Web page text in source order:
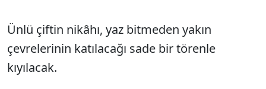
Ünlü çiftin nikâhı, yaz bitmeden yakın
çevrelerinin katılacağı sade bir törenle
kıyılacak.